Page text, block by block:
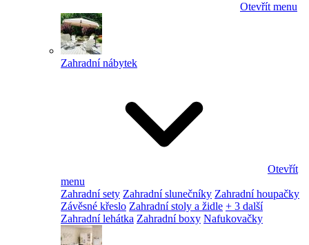
Otevřít menu
Zahradní nábytek
Otevřít
menu
Zahradní sety Zahradní slunečníky Zahradní houpačky
Závěsné křeslo Zahradní stoly a židle + 3 další
Zahradní lehátka Zahradní boxy Nafukovačky